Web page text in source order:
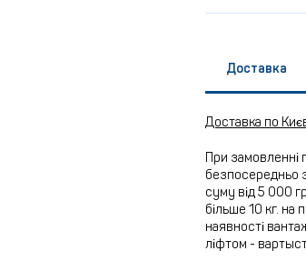
Доставка
Доставка по
При замовленні
безпосередньо
суму від 5 000
більше 10 кг. на
наявності
ліфтом -